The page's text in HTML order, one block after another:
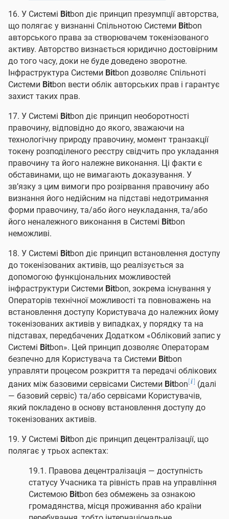
16. У Системі Bitbon діє принцип презумпції авторства,
що полягає у визнанні Спільнотою Системи Bitbon
авторського права за створювачем токенізованого
активу. Авторство визнається юридично достовірним
до того часу, доки не буде доведено зворотне.
Інфраструктура Системи Bitbon дозволяє Спільноті
Системи Bitbon вести облік авторських прав і гарантує
захист таких прав.
17. У Системі Bitbon діє принцип необоротності
правочину, відповідно до якого, зважаючи на
технологічну природу правочину, момент транзакції
токену розподіленого реєстру свідчить про укладання
правочину та його належне виконання. Ці факти є
обставинами, що не вимагають доказування. У
зв’язку з цим вимоги про розірвання правочину або
визнання його недійсним на підставі недотримання
форми правочину, та/або його неукладання, та/або
його неналежного виконання в Системі Bitbon
неможливі.
18. У Системі Bitbon діє принцип встановлення доступу
до токенізованих активів, що реалізується за
допомогою функціональних можливостей
інфраструктури Системи Bitbon, зокрема існування у
Операторів технічної можливості та повноважень на
встановлення доступу Користувача до належних йому
токенізованих активів у випадках, у порядку та на
підставах, передбачених Додатком «Обліковий запис у
Системі Bitbon». Цей принцип дозволяє Операторам
безпечно для Користувача та Системи Bitbon
управляти процесом розкриття та передачі облікових
даних міжбазовими сервісами Системи Bitbon[i] (далі
— базовий сервіс) та/або сервісами Користувачів,
який покладено в основу встановлення доступу до
токенізованих активів.
19. У Системі Bitbon діє принцип децентралізації, що
полягає у трьох аспектах:
19.1. Правова децентралізація — доступність
статусу Учасника та рівність прав на управління
Системою Bitbon без обмежень за ознакою
громадянства, місця проживання або країни